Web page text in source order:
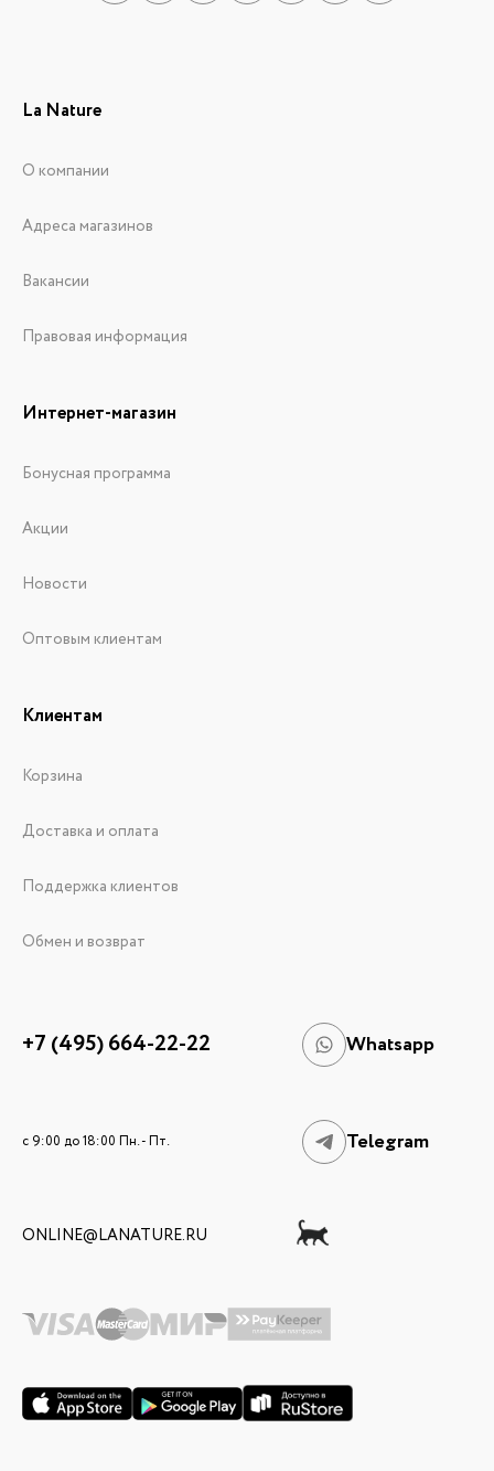
La Nature
О компании
Адреса магазинов
Вакансии
Правовая информация
Интернет-магазин
Бонусная программа
Акции
Новости
Оптовым клиентам
Клиентам
Корзина
Доставка и оплата
Поддержка клиентов
Обмен и возврат
+7 (495) 664-22-22 Whatsapp
c 9:00 до 18:00 Пн. - Пт. Telegram
ONLINE@LANATURE.RU